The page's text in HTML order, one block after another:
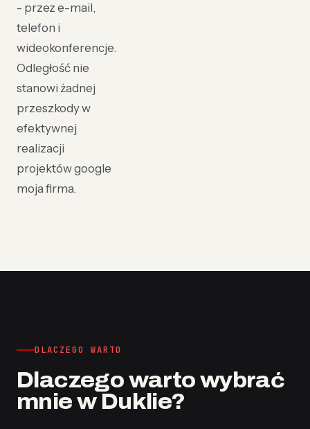
- przez e-mail,
telefon i
wideokonferencje.
Odległość nie
stanowi żadnej
przeszkody w
efektywnej
realizacji
projektów google
moja firma.
DLACZEGO WARTO
Dlaczego warto wybrać
mnie w Duklie?